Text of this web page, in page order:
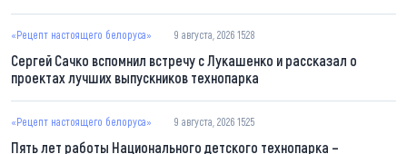
«Рецепт настоящего белоруса» 9 августа, 2026 15:28
Сергей Сачко вспомнил встречу с Лукашенко и рассказал о
проектах лучших выпускников технопарка
«Рецепт настоящего белоруса» 9 августа, 2026 15:25
Пять лет работы Национального детского технопарка –